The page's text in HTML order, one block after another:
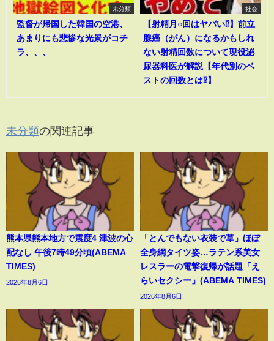
未分類
監督が帰国した韓国の空港、
あまりにも悲惨な光景がコチ
ラ、、、
社会
【射精月○回はヤバい⁉︎】前立
腺癌（がん）になるかもしれ
ない射精回数について現役泌
尿器科医が解説【年代別のベ
ストの回数とは⁉︎】
未分類の関連記事
熊本県熊本地方で震度4 津波の心
配なし 午後7時49分頃(ABEMA
TIMES)
2026年8月6日
「とんでもない衣装で草」ほぼ
全身網タイツ姿…ラテン系美女
レスラーの電撃復帰が話題「え
らいセクシー」(ABEMA TIMES)
2026年8月6日